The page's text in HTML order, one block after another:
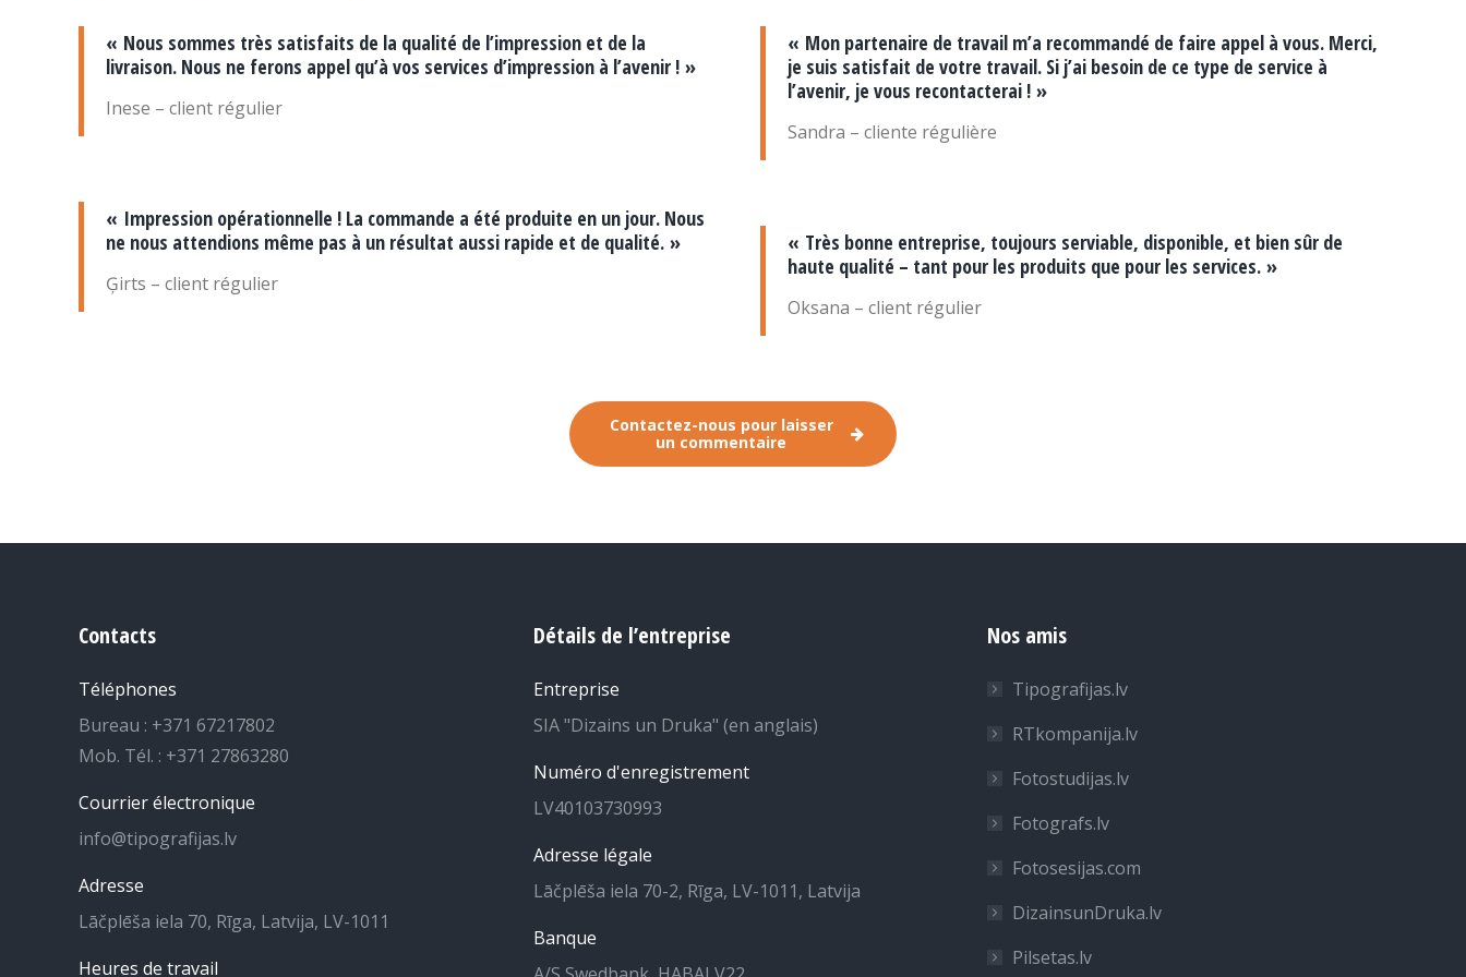
« Nous sommes très satisfaits de la qualité de l’impression et de la
livraison. Nous ne ferons appel qu’à vos services d’impression à l’avenir ! »
Inese – client régulier
« Impression opérationnelle ! La commande a été produite en un jour. Nous
ne nous attendions même pas à un résultat aussi rapide et de qualité. »
Ģirts – client régulier
« Mon partenaire de travail m’a recommandé de faire appel à vous. Merci,
je suis satisfait de votre travail. Si j’ai besoin de ce type de service à
l’avenir, je vous recontacterai ! »
Sandra – cliente régulière
« Très bonne entreprise, toujours serviable, disponible, et bien sûr de
haute qualité – tant pour les produits que pour les services. »
Oksana – client régulier
Contactez-nous pour laisser
un commentaire
Contacts
Téléphones
Bureau : +371 67217802
Mob. Tél. : +371 27863280
Courrier électronique
info@tipografijas.lv
Adresse
Lāčplēša iela 70, Rīga, Latvija, LV-1011
Heures de travail
Détails de l’entreprise
Entreprise
SIA "Dizains un Druka" (en anglais)
Numéro d'enregistrement
LV40103730993
Adresse légale
Lāčplēša iela 70-2, Rīga, LV-1011, Latvija
Banque
Nos amis
Tipografijas.lv
RTkompanija.lv
Fotostudijas.lv
Fotografs.lv
Fotosesijas.com
DizainsunDruka.lv
Pilsetas.lv